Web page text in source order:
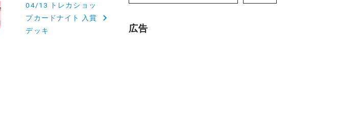
04/13 トレカショッ
プカードナイト 入賞
デッキ
広告